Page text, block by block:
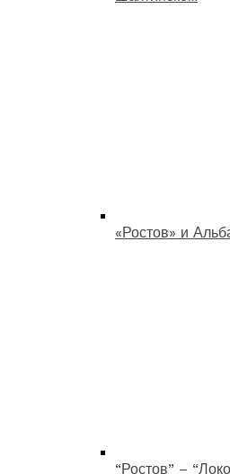
«Ростов» и
“Ростов” –